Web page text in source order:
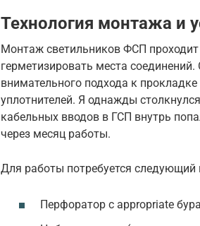
Технология монтажа и
Монтаж светильников ФСП проходит
герметизировать места
внимательного подхода к
уплотнителей. Я однажды
кабельных вводов в ГСП внутрь
через месяц работы.
Для работы потребуется следующий
Перфоратор с appropriate